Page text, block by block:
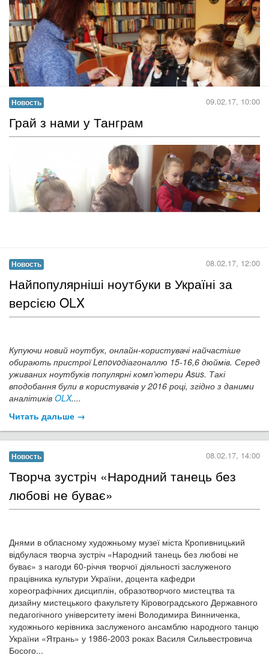
Читать дальше →
Новость 08.02.17, 10:00
Гра-змагання допомагає навчити дітей
правилам безпеки
Нещодавно фахівці Служби порятунку провели на базі
обласної бібліотеки для юнацтва для учнів 5 класу
Кіровоградського облкомплексу (гімназія-інтернат – школа
Читать дальше →
Новость 09.02.17, 10:00
​Грай з нами у Танграм
Днями у Відділі дитячого та сімейного читання обласної
бібліотеки для дітей ім. Т.Г. Шевченка на найменших
користувачів чекала захоплююча подорож до Країни
Геометрії...
Читать дальше →